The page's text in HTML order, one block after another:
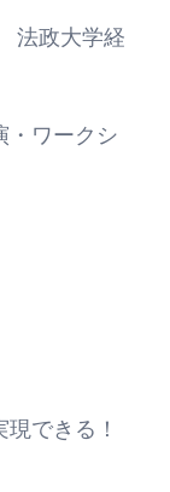
政大学経
・ワークシ
できる！